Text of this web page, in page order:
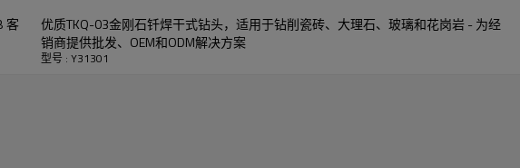
镀镍，延长使用寿命。
镀镍，防锈耐用，可防止生锈并延长使用寿命。
客
优质TKQ-03金刚石钎焊干式钻头，适用于钻削瓷砖、大理石、玻璃和花岗岩 - 为经
销商提供批发、OEM和ODM解决方案
型号 : Y31301